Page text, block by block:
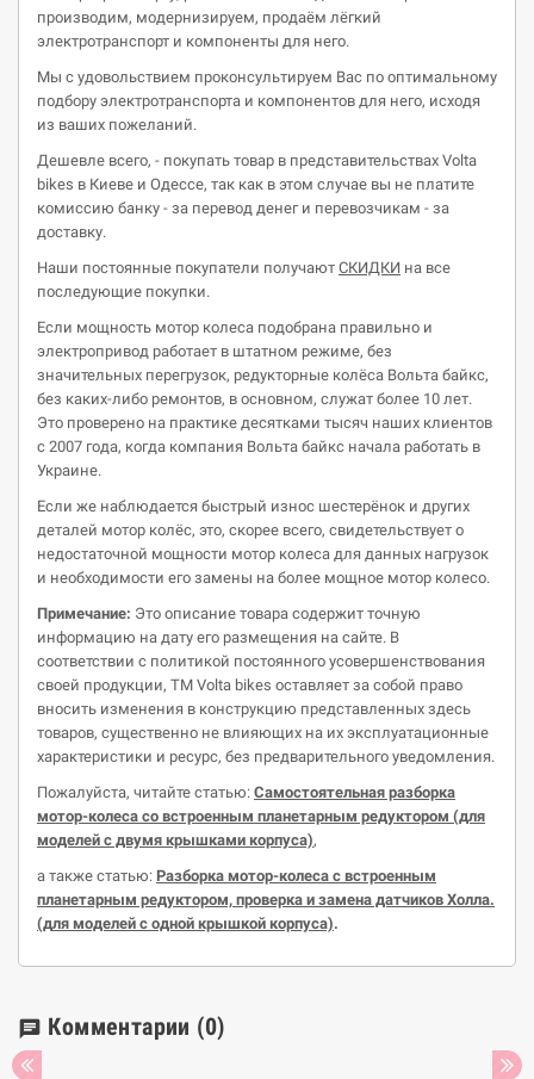
производим, модернизируем, продаём лёгкий
электротранспорт и компоненты для него.
Мы с удовольствием проконсультируем Вас по оптимальному
подбору электротранспорта и компонентов для него, исходя
из ваших пожеланий.
Дешевле всего, - покупать товар в представительствах Volta
bikes в Киеве и Одессе, так как в этом случае вы не платите
комиссию банку - за перевод денег и перевозчикам - за
доставку.
Наши постоянные покупатели получают СКИДКИ на все
последующие покупки.
Если мощность мотор колеса подобрана правильно и
электропривод работает в штатном режиме, без
значительных перегрузок, редукторные колёса Вольта байкс,
без каких-либо ремонтов, в основном, служат более 10 лет.
Это проверено на практике десятками тысяч наших клиентов
с 2007 года, когда компания Вольта байкс начала работать в
Украине.
Если же наблюдается быстрый износ шестерёнок и других
деталей мотор колёс, это, скорее всего, свидетельствует о
недостаточной мощности мотор колеса для данных нагрузок
и необходимости его замены на более мощное мотор колесо.
Примечание: Это описание товара содержит точную
информацию на дату его размещения на сайте. В
соответствии с политикой постоянного усовершенствования
своей продукции, ТМ Volta bikes оставляет за собой право
вносить изменения в конструкцию представленных здесь
товаров, существенно не влияющих на их эксплуатационные
характеристики и ресурс, без предварительного уведомления.
Пожалуйста, читайте статью: Самостоятельная разборка
мотор-колеса со встроенным планетарным редуктором (для
моделей с двумя крышками корпуса),
а также статью: Разборка мотор-колеса с встроенным
планетарным редуктором, проверка и замена датчиков Холла.
(для моделей с одной крышкой корпуса).
chat Комментарии (0)